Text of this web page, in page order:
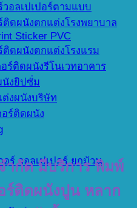
อลเปเปอร์ตามแบบ
ดผนังตกแต่งโรงพยาบาล
Sticker PVC
ดผนังตกแต่งโรงแรม
ร์ติดผนังรีโนเวทอาคาร
นังยิปซั่ม
งผนังบริษัท
ร์ติดผนัง
ร์ วอลเปเปอร์ ยกม้วน
ำกัด มีบริการ พิมพ์
ร์ติดผนังปูน หลาก